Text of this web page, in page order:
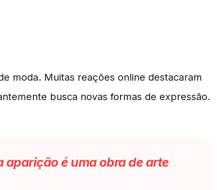
moda. Muitas reações online destacaram
busca novas formas de expressão.
aparição é uma obra de arte